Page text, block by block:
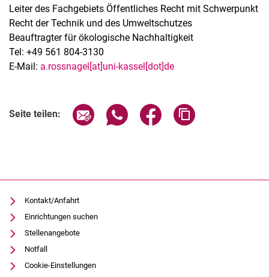
Leiter des Fachgebiets Öffentliches Recht mit Schwerpunkt
Recht der Technik und des Umweltschutzes
Beauftragter für ökologische Nachhaltigkeit
Tel: +49 561 804-3130
E-Mail: a.rossnagel[at]uni-kassel[dot]de
Seite teilen: Seite über E-Mail teilen
Seite über WhatsApp teilen
Seite über Facebook
Kontakt/Anfahrt
Einrichtungen suchen
Stellenangebote
Notfall
Cookie-Einstellungen